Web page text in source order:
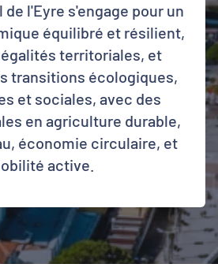
l'Eyre s'engage pour un
équilibré et résilient,
territoriales, et
transitions écologiques,
et sociales, avec des
en agriculture durable,
économie circulaire, et
active.